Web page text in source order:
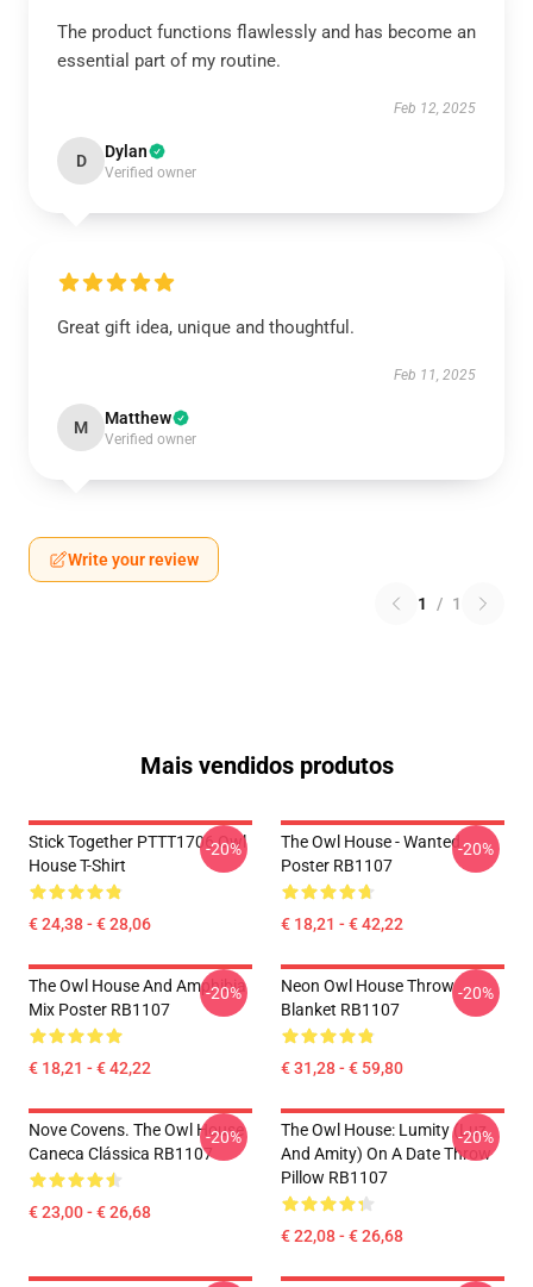
The product functions flawlessly and has become an
essential part of my routine.
Feb 12, 2025
D Dylan
Verified owner
Great gift idea, unique and thoughtful.
Feb 11, 2025
M Matthew
Verified owner
Write your review
1 / 1
Mais vendidos produtos
Stick Together PTTT1706 Owl
House T-Shirt
€ 24,38 - € 28,06
-20%
The Owl House - Wanted
Poster RB1107
€ 18,21 - € 42,22
-20%
The Owl House And Amphibia
Mix Poster RB1107
€ 18,21 - € 42,22
-20%
Neon Owl House Throw
Blanket RB1107
€ 31,28 - € 59,80
-20%
Nove Covens. The Owl House
Caneca Clássica RB1107
€ 23,00 - € 26,68
-20%
The Owl House: Lumity (Luz
And Amity) On A Date Throw
Pillow RB1107
€ 22,08 - € 26,68
-20%